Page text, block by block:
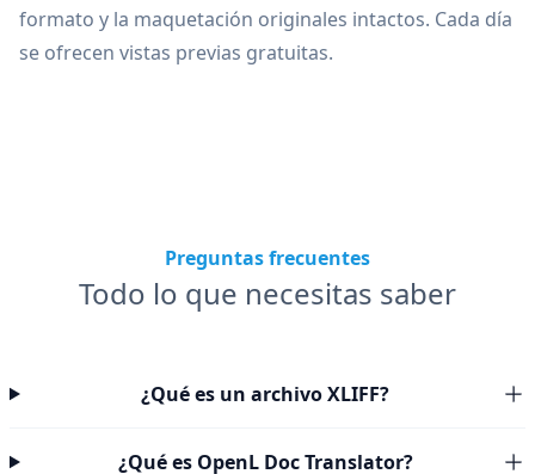
formato y la maquetación originales intactos. Cada día
se ofrecen vistas previas gratuitas.
Preguntas frecuentes
Todo lo que necesitas saber
¿Qué es un archivo XLIFF?
¿Qué es OpenL Doc Translator?